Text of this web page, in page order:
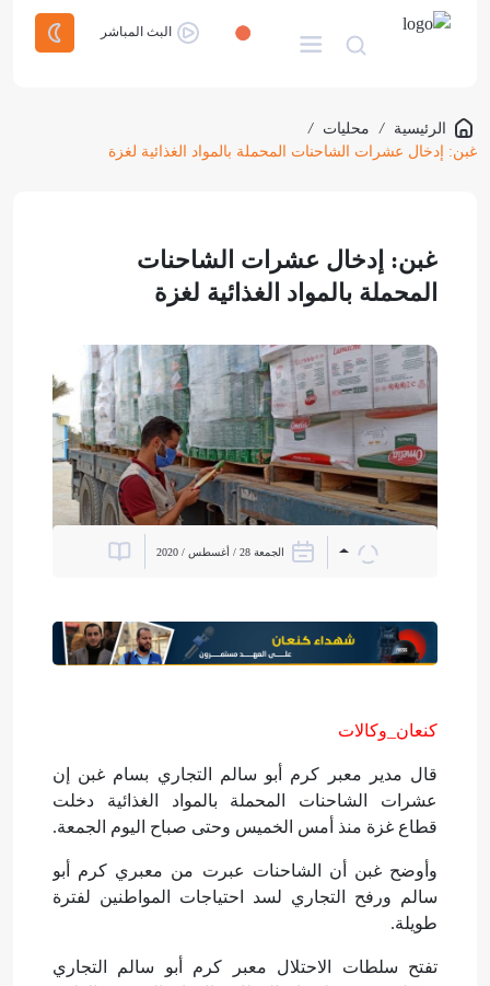
البث المباشر
الرئيسية / محليات
/
غبن: إدخال عشرات الشاحنات المحملة بالمواد الغذائية لغزة
غبن: إدخال عشرات الشاحنات
المحملة بالمواد الغذائية لغزة
الجمعة 28 / أغسطس / 2020
كنعان_وكالات
قال مدير معبر كرم أبو سالم التجاري بسام غبن إن
عشرات الشاحنات المحملة بالمواد الغذائية دخلت
قطاع غزة منذ أمس الخميس وحتى صباح اليوم الجمعة.
وأوضح غبن أن الشاحنات عبرت من معبري كرم أبو
سالم ورفح التجاري لسد احتياجات المواطنين لفترة
طويلة.
تفتح سلطات الاحتلال معبر كرم أبو سالم التجاري